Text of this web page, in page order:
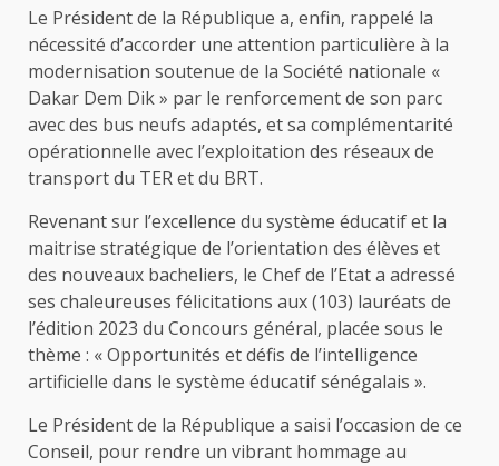
Le Président de la République a, enfin, rappelé la
nécessité d’accorder une attention particulière à la
modernisation soutenue de la Société nationale «
Dakar Dem Dik » par le renforcement de son parc
avec des bus neufs adaptés, et sa complémentarité
opérationnelle avec l’exploitation des réseaux de
transport du TER et du BRT.
Revenant sur l’excellence du système éducatif et la
maitrise stratégique de l’orientation des élèves et
des nouveaux bacheliers, le Chef de l’Etat a adressé
ses chaleureuses félicitations aux (103) lauréats de
l’édition 2023 du Concours général, placée sous le
thème : « Opportunités et défis de l’intelligence
artificielle dans le système éducatif sénégalais ».
Le Président de la République a saisi l’occasion de ce
Conseil, pour rendre un vibrant hommage au